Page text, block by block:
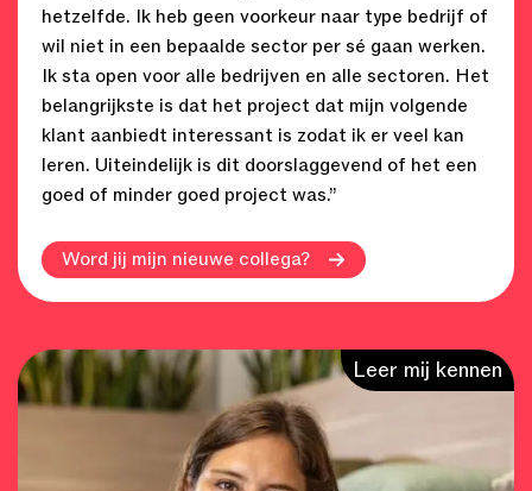
hetzelfde. Ik heb geen voorkeur naar type bedrijf of
wil niet in een bepaalde sector per sé gaan werken.
Ik sta open voor alle bedrijven en alle sectoren. Het
belangrijkste is dat het project dat mijn volgende
klant aanbiedt interessant is zodat ik er veel kan
leren. Uiteindelijk is dit doorslaggevend of het een
goed of minder goed project was.”
Word jij mijn nieuwe collega?
Leer mij kennen